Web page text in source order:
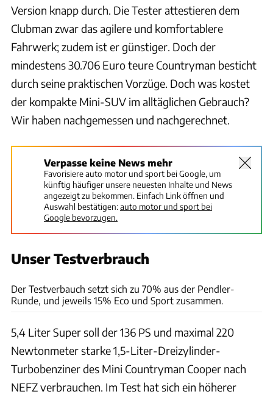
Version knapp durch. Die Tester attestieren dem
Clubman zwar das agilere und komfortablere
Fahrwerk; zudem ist er günstiger. Doch der
mindestens 30.706 Euro teure Countryman besticht
durch seine praktischen Vorzüge. Doch was kostet
der kompakte Mini-SUV im alltäglichen Gebrauch?
Wir haben nachgemessen und nachgerechnet.
Verpasse keine News mehr
Favorisiere auto motor und sport bei Google, um
künftig häufiger unsere neuesten Inhalte und News
angezeigt zu bekommen. Einfach Link öffnen und
Auswahl bestätigen:auto motor und sport bei
Google bevorzugen.
Unser Testverbrauch
Der Testverbauch setzt sich zu 70% aus der Pendler-
Runde, und jeweils 15% Eco und Sport zusammen.
5,4 Liter Super soll der 136 PS und maximal 220
Newtonmeter starke 1,5-Liter-Dreizylinder-
Turbobenziner des Mini Countryman Cooper nach
NEFZ verbrauchen. Im Test hat sich ein höherer